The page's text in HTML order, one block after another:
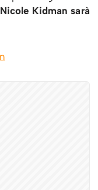
Nicole Kidman sarà